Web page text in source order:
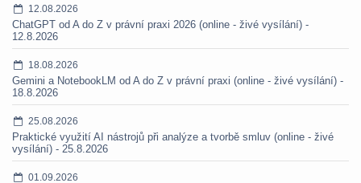
12.08.2026
ChatGPT od A do Z v právní praxi 2026 (online - živé vysílání) -
12.8.2026
18.08.2026
Gemini a NotebookLM od A do Z v právní praxi (online - živé vysílání) -
18.8.2026
25.08.2026
Praktické využití AI nástrojů při analýze a tvorbě smluv (online - živé
vysílání) - 25.8.2026
01.09.2026